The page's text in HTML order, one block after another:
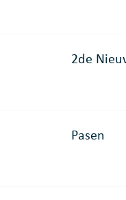
2de
Pasen